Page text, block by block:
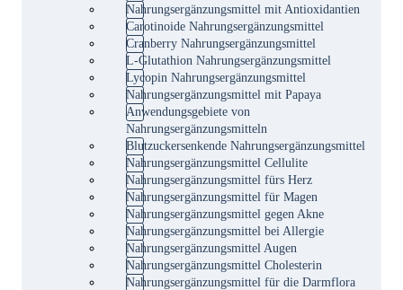
Nahrungsergänzungsmittel mit Antioxidantien
Carotinoide Nahrungsergänzungsmittel
Cranberry Nahrungsergänzungsmittel
L-Glutathion Nahrungsergänzungsmittel
Lycopin Nahrungsergänzungsmittel
Nahrungsergänzungsmittel mit Papaya
Anwendungsgebiete von
Nahrungsergänzungsmitteln
Blutzuckersenkende Nahrungsergänzungsmittel
Nahrungsergänzungsmittel Cellulite
Nahrungsergänzungsmittel fürs Herz
Nahrungsergänzungsmittel für Magen
Nahrungsergänzungsmittel gegen Akne
Nahrungsergänzungsmittel bei Allergie
Nahrungsergänzungsmittel Augen
Nahrungsergänzungsmittel Cholesterin
Nahrungsergänzungsmittel für die Darmflora